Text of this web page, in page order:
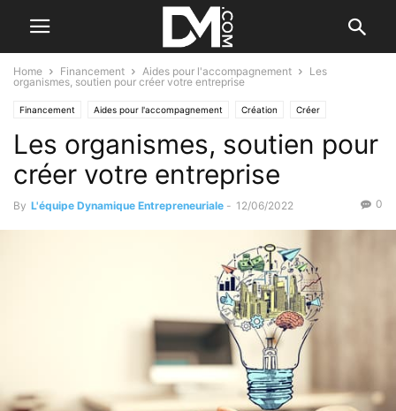
Home Financement Aides pour l'accompagnement
Les
organismes, soutien pour créer votre entreprise
Financement Aides pour l'accompagnement Création Créer
Les organismes, soutien pour
créer votre entreprise
By L'équipe Dynamique Entrepreneuriale - 12/06/2022 0